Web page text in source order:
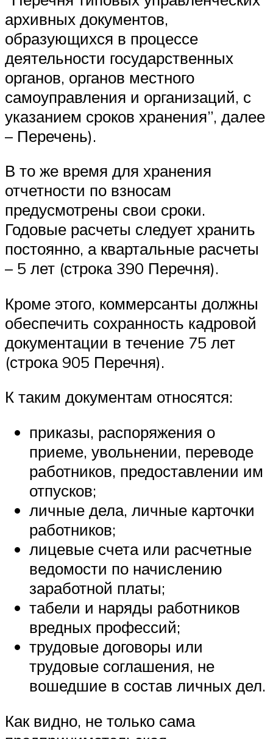
архивных документов,
образующихся в процессе
деятельности государственных
органов, органов местного
самоуправления и организаций, с
указанием сроков хранения”, далее
– Перечень).
В то же время для хранения
отчетности по взносам
предусмотрены свои сроки.
Годовые расчеты следует хранить
постоянно, а квартальные расчеты
– 5 лет (строка 390 Перечня).
Кроме этого, коммерсанты должны
обеспечить сохранность кадровой
документации в течение 75 лет
(строка 905 Перечня).
К таким документам относятся:
приказы, распоряжения о
приеме, увольнении, переводе
работников, предоставлении им
отпусков;
личные дела, личные карточки
работников;
лицевые счета или расчетные
ведомости по начислению
заработной платы;
табели и наряды работников
вредных профессий;
трудовые договоры или
трудовые соглашения, не
вошедшие в состав личных дел.
Как видно, не только сама